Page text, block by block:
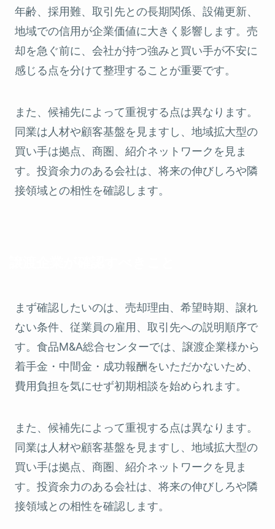
年齢、採用難、取引先との長期関係、設備更新、
地域での信用が企業価値に大きく影響します。売
却を急ぐ前に、会社が持つ強みと買い手が不安に
感じる点を分けて整理することが重要です。
また、候補先によって重視する点は異なります。
同業は人材や顧客基盤を見ますし、地域拡大型の
買い手は拠点、商圏、紹介ネットワークを見ま
す。投資余力のある会社は、将来の伸びしろや隣
接領域との相性を確認します。
まず確認したいのは、売却理由、希望時期、譲れ
ない条件、従業員の雇用、取引先への説明順序で
す。食品M&A総合センターでは、譲渡企業様から
着手金・中間金・成功報酬をいただかないため、
費用負担を気にせず初期相談を始められます。
また、候補先によって重視する点は異なります。
同業は人材や顧客基盤を見ますし、地域拡大型の
買い手は拠点、商圏、紹介ネットワークを見ま
す。投資余力のある会社は、将来の伸びしろや隣
接領域との相性を確認します。